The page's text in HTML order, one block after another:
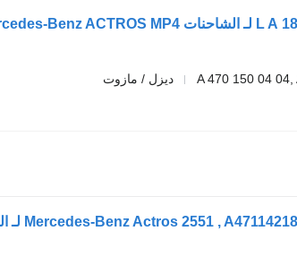
A 470 150 04
ديزل / مازوت